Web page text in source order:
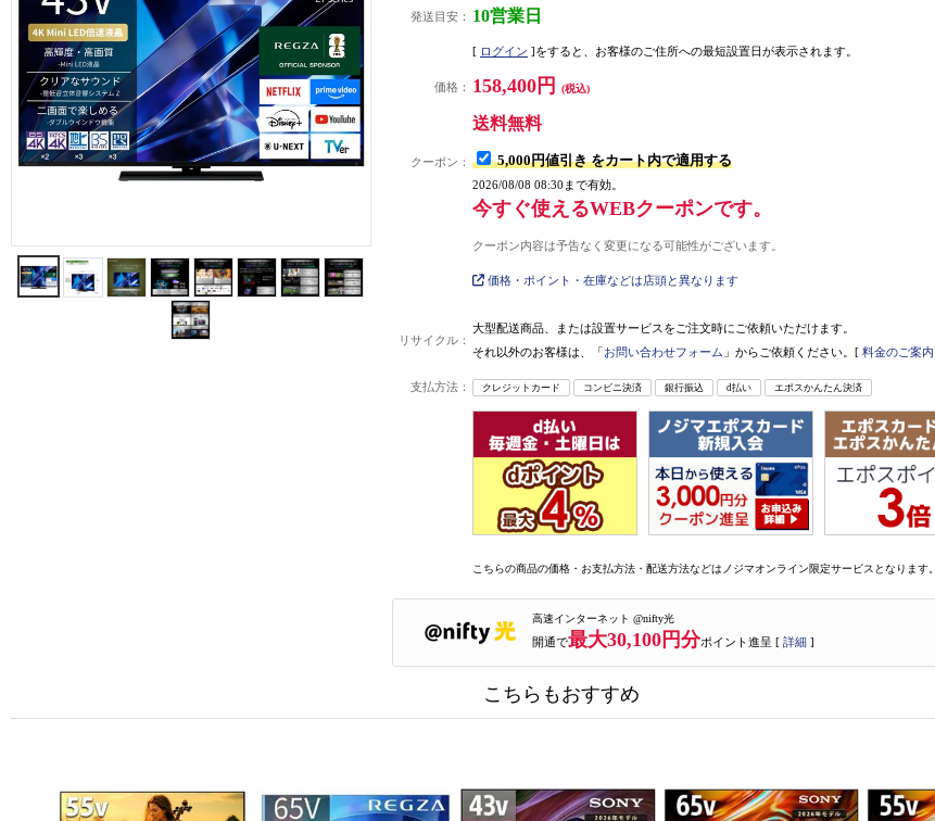
発送目安： 10営業日
[ ログイン ]をすると、お客様のご住所への最短設置日が表示されます。
価格： 158,400円 (税込)
送料無料
クーポン： 5,000円値引きをカート内で適用する
2026/08/08 08:30まで有効。
今すぐ使えるWEBクーポンです。
クーポン内容は予告なく変更になる可能性がございます。
価格・ポイント・在庫などは店頭と異なります
リサイクル：
大型配送商品、または設置サービスをご注文時にご依頼いただけます。
それ以外のお客様は、「お問い合わせフォーム 」からご依頼ください。[ 料金のご案内
支払方法： クレジットカード コンビニ決済 銀行振込 d払い エポスかんたん決済
こちらの商品の価格・お支払方法・配送方法などはノジマオンライン限定サービスとなります。
高速インターネット @nifty光
開通で最大30,100円分ポイント進呈 [ 詳細 ]
こちらもおすすめ